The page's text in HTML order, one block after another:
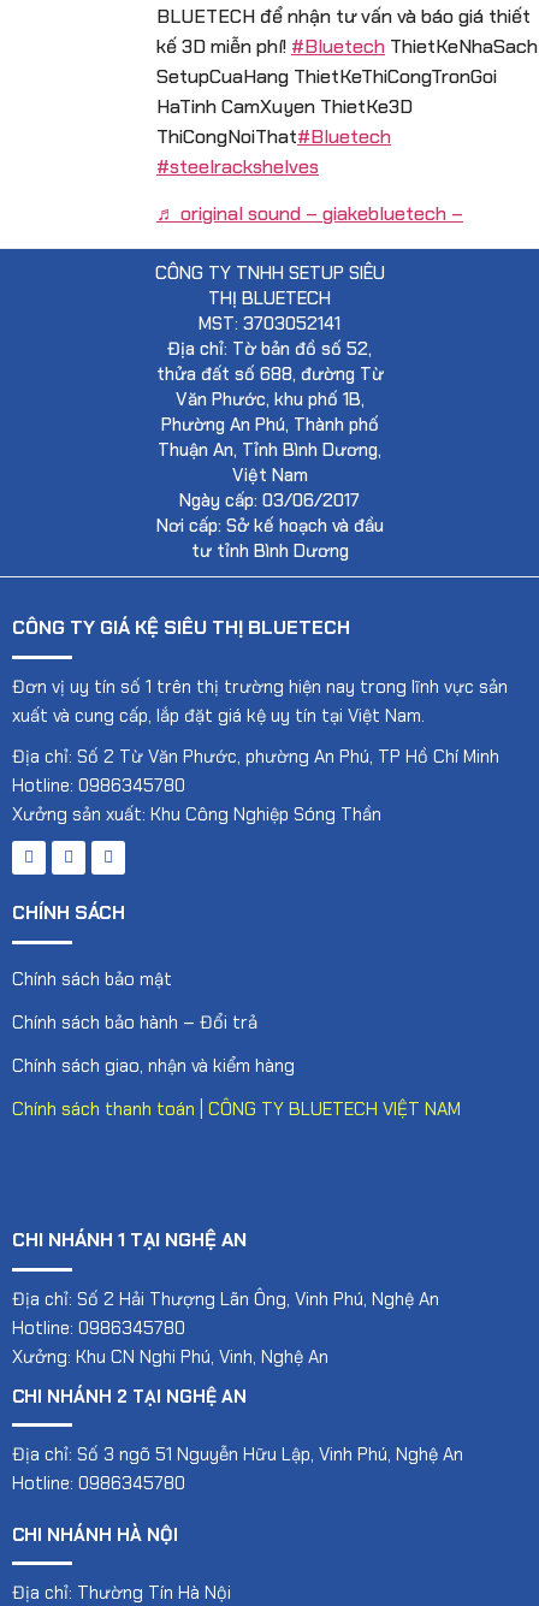
BLUETECH để nhận tư vấn và báo giá thiết
kế 3D miễn phí! #Bluetech ThietKeNhaSach
SetupCuaHang ThietKeThiCongTronGoi
HaTinh CamXuyen ThietKe3D
ThiCongNoiThat#Bluetech
#steelrackshelves
♬ original sound – giakebluetech –
CÔNG TY TNHH SETUP SIÊU
THỊ BLUETECH
MST: 3703052141
Địa chỉ: Tờ bản đồ số 52,
thửa đất số 688, đường Từ
Văn Phước, khu phố 1B,
Phường An Phú, Thành phố
Thuận An, Tỉnh Bình Dương,
Việt Nam
Ngày cấp: 03/06/2017
Nơi cấp: Sở kế hoạch và đầu
tư tỉnh Bình Dương
CÔNG TY GIÁ KỆ SIÊU THỊ BLUETECH
Đơn vị uy tín số 1 trên thị trường hiện nay trong lĩnh vực sản
xuất và cung cấp, lắp đặt giá kệ uy tín tại Việt Nam.
Địa chỉ: Số 2 Từ Văn Phước, phường An Phú, TP Hồ Chí Minh
Hotline: 0986345780
Xưởng sản xuất: Khu Công Nghiệp Sóng Thần
CHÍNH SÁCH
Chính sách bảo mật
Chính sách bảo hành – Đổi trả
Chính sách giao, nhận và kiểm hàng
Chính sách thanh toán | CÔNG TY BLUETECH VIỆT NAM
CHI NHÁNH 1 TẠI NGHỆ AN
Địa chỉ: Số 2 Hải Thượng Lãn Ông, Vinh Phú, Nghệ An
Hotline: 0986345780
Xưởng: Khu CN Nghi Phú, Vinh, Nghệ An
CHI NHÁNH 2 TẠI NGHỆ AN
Địa chỉ: Số 3 ngõ 51 Nguyễn Hữu Lập, Vinh Phú, Nghệ An
Hotline: 0986345780
CHI NHÁNH HÀ NỘI
Địa chỉ: Thường Tín Hà Nội